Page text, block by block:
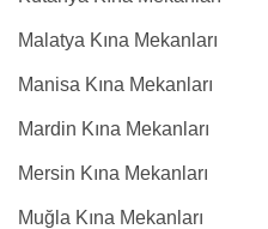
Malatya Kına Mekanları
Manisa Kına Mekanları
Mardin Kına Mekanları
Mersin Kına Mekanları
Muğla Kına Mekanları